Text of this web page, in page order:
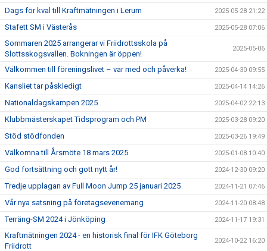
Dags för kval till Kraftmätningen i Lerum 2025-05-28 21:22
Stafett SM i Västerås 2025-05-28 07:06
Sommaren 2025 arrangerar vi Friidrottsskola på
Slottsskogsvallen. Bokningen är öppen!
2025-05-06
Välkommen till föreningslivet – var med och påverka! 2025-04-30 09:55
Kansliet tar påskledigt 2025-04-14 14:26
Nationaldagskampen 2025 2025-04-02 22:13
Klubbmästerskapet Tidsprogram och PM 2025-03-28 09:20
Stöd stödfonden 2025-03-26 19:49
Välkomna till Årsmöte 18 mars 2025 2025-01-08 10:40
God fortsättning och gott nytt år! 2024-12-30 09:20
Tredje upplagan av Full Moon Jump 25 januari 2025 2024-11-21 07:46
Vår nya satsning på företagsevenemang 2024-11-20 08:48
Terräng-SM 2024 i Jönköping 2024-11-17 19:31
Kraftmätningen 2024 - en historisk final för IFK Göteborg
Friidrott
2024-10-22 16:20